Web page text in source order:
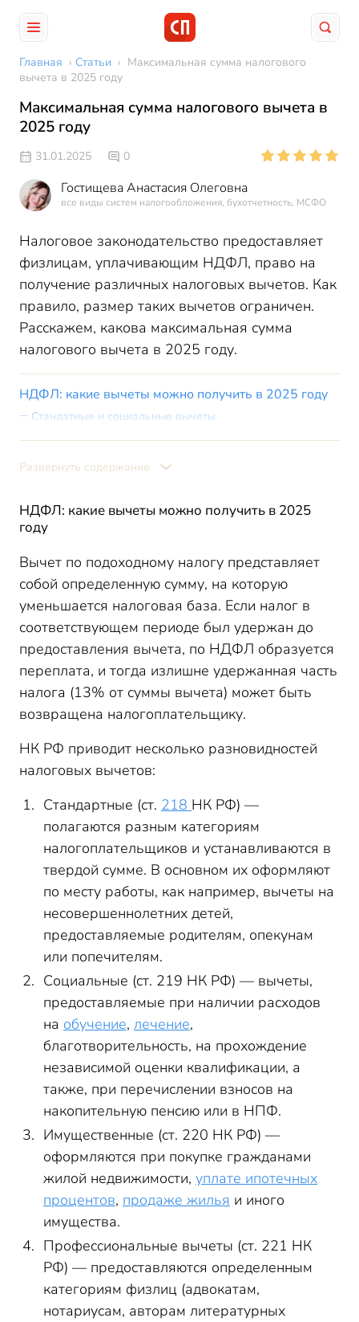
Главная › Статьи › Максимальная сумма налогового
вычета в 2025 году
Максимальная сумма налогового вычета в
2025 году
31.01.2025 0
Гостищева Анастасия Олеговна
все виды систем налогообложения, бухотчетность, МСФО
Налоговое законодательство предоставляет
физлицам, уплачивающим НДФЛ, право на
получение различных налоговых вычетов. Как
правило, размер таких вычетов ограничен.
Расскажем, какова максимальная сумма
налогового вычета в 2025 году.
НДФЛ: какие вычеты можно получить в 2025 году
Стандатные и социальные вычеты
Имущественные вычеты
Итоги
Развернуть содержание
НДФЛ: какие вычеты можно получить в 2025
году
Вычет по подоходному налогу представляет
собой определенную сумму, на которую
уменьшается налоговая база. Если налог в
соответствующем периоде был удержан до
предоставления вычета, по НДФЛ образуется
переплата, и тогда излишне удержанная часть
налога (13% от суммы вычета) может быть
возвращена налогоплательщику.
НК РФ приводит несколько разновидностей
налоговых вычетов:
Стандартные (ст. 218 НК РФ) —
полагаются разным категориям
налогоплательщиков и устанавливаются в
твердой сумме. В основном их оформляют
по месту работы, как например, вычеты на
несовершеннолетних детей,
предоставляемые родителям, опекунам
или попечителям.
Социальные (ст. 219 НК РФ) — вычеты,
предоставляемые при наличии расходов
на обучение, лечение,
благотворительность, на прохождение
независимой оценки квалификации, а
также, при перечислении взносов на
накопительную пенсию или в НПФ.
Имущественные (ст. 220 НК РФ) —
оформляются при покупке гражданами
жилой недвижимости, уплате ипотечных
процентов, продаже жилья и иного
имущества.
Профессиональные вычеты (ст. 221 НК
РФ) — предоставляются определенным
категориям физлиц (адвокатам,
нотариусам, авторам литературных